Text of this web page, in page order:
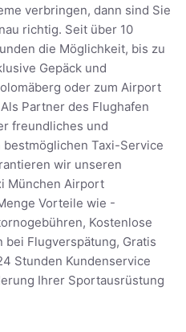
verbringen, dann sind Sie
richtig. Seit über 10
die Möglichkeit, bis zu
Gepäck und
oder zum Airport
Partner des Flughafen
freundliches und
Taxi-Service
wir unseren
München Airport
Vorteile wie -
Kostenlose
bei Flugverspätung, Gratis
Stunden Kundenservice
Ihrer Sportausrüstung